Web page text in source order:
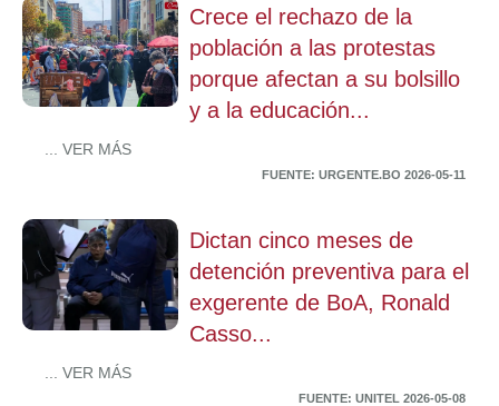
Crece el rechazo de la
población a las protestas
porque afectan a su bolsillo
y a la educación...
... VER MÁS
FUENTE: URGENTE.BO 2026-05-11
Dictan cinco meses de
detención preventiva para el
exgerente de BoA, Ronald
Casso...
... VER MÁS
FUENTE: UNITEL 2026-05-08